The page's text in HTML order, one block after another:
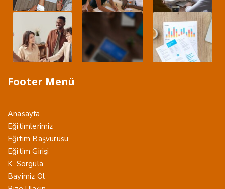
Footer Menü
Anasayfa
Eğitimlerimiz
Eğitim Başvurusu
Eğitim Girişi
K. Sorgula
Bayimiz Ol